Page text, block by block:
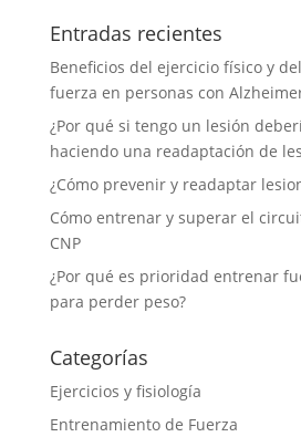
Entradas recientes
Beneficios del ejercicio físico y
fuerza en personas con
¿Por qué si tengo un lesión
haciendo una readaptación de
¿Cómo prevenir y readaptar
Cómo entrenar y superar el
CNP
¿Por qué es prioridad entrenar
para perder peso?
Categorías
Ejercicios y fisiología
Entrenamiento de Fuerza